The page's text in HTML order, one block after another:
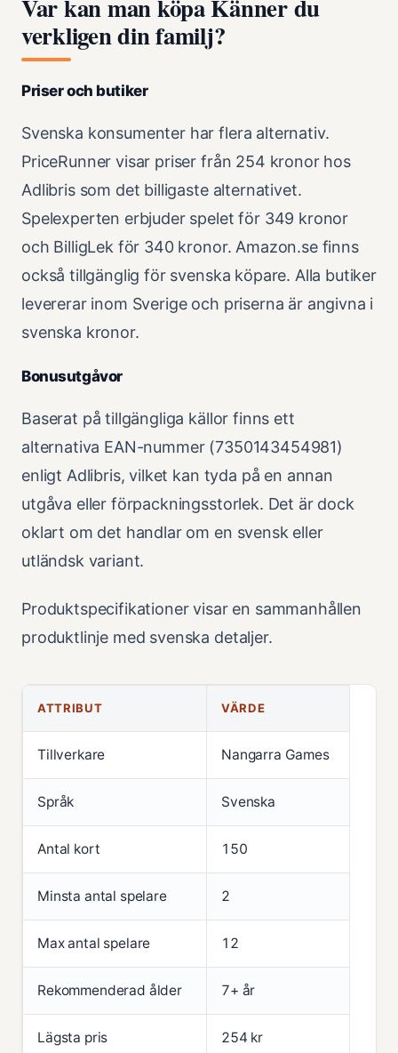
Var kan man köpa Känner du
verkligen din familj?
Priser och butiker
Svenska konsumenter har flera alternativ.
PriceRunner visar priser från 254 kronor hos
Adlibris som det billigaste alternativet.
Spelexperten erbjuder spelet för 349 kronor
och BilligLek för 340 kronor. Amazon.se finns
också tillgänglig för svenska köpare. Alla butiker
levererar inom Sverige och priserna är angivna i
svenska kronor.
Bonusutgåvor
Baserat på tillgängliga källor finns ett
alternativa EAN-nummer (7350143454981)
enligt Adlibris, vilket kan tyda på en annan
utgåva eller förpackningsstorlek. Det är dock
oklart om det handlar om en svensk eller
utländsk variant.
Produktspecifikationer visar en sammanhållen
produktlinje med svenska detaljer.
ATTRIBUT VÄRDE
Tillverkare Nangarra Games
Språk Svenska
Antal kort 150
Minsta antal spelare 2
Max antal spelare 12
Rekommenderad ålder 7+ år
Lägsta pris 254 kr